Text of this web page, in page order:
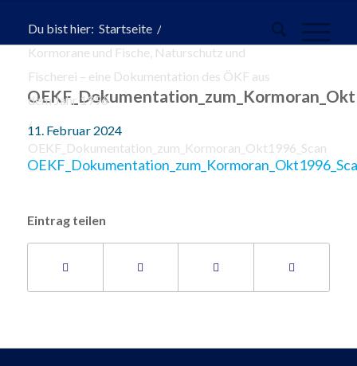
Du bist hier: Startseite /
Kormorane und Fische, Naturschutz und
Fischerei – eine Dokumentation des ÖKF aus
dem Jahr 1996
/
OEKF_Dokumentation_zum_Kormoran_Okt1996_Scan
11. Februar 2024
Eintrag teilen